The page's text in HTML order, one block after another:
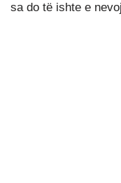
sa do të ishte e